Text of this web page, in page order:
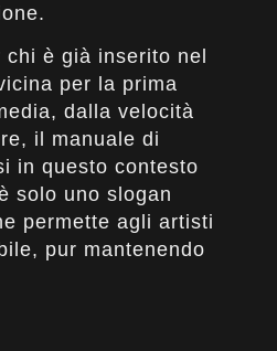
è già inserito nel
per la prima
dalla velocità
il manuale di
in questo contesto
solo uno slogan
permette agli artisti
pur mantenendo